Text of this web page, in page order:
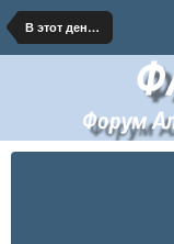
В этот день в прошлом